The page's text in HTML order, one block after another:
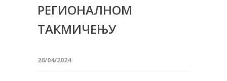
РЕГИОНАЛНОМ
ТАКМИЧЕЊУ
26/04/2024